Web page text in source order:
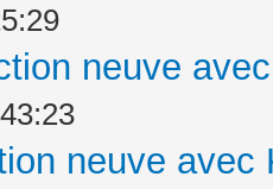
neuve
neuve avec